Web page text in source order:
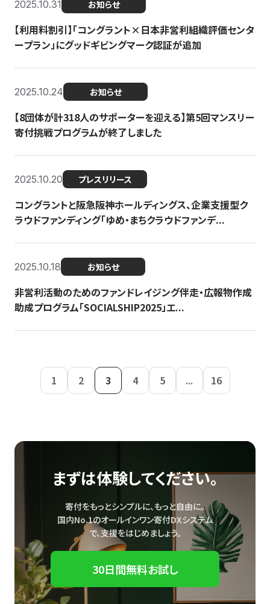
2025.10.31 お知らせ
【利用料割引】「コングラント×日本非営利組織評価センタ
ープラン」にグッドギビングマーク認証が追加
2025.10.24 お知らせ
【8団体が計318人のサポーターを迎える】​​第5回マンスリー
寄付挑戦プログラムが終了しました
2025.10.20 プレスリリース
コングラントと阪急阪神ホールディングス、企業支援型ク
ラウドファンディング「ゆめ・まちクラウドファンデ...
2025.10.18 お知らせ
非営利活動のためのファンドレイジング伴走・広報物作成
助成プログラム「SOCIALSHIP2025」エ...
1 2 3 4 5 ... 16
まずは体験してください。
寄付をもっとシンプルに、もっと自由に。
国内No.1のオールインワン寄付DXシステム
で、支援をはじめましょう。
30日間無料お試し